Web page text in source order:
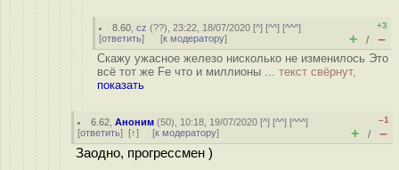
8.60 ,cz (??), 23:22, 18/07/2020 [^] [^^] [^^^]
[ответить] [к модератору]
+3
+ / –
Скажу ужасное железо нисколько не изменилось Это
всё тот же Fe что и миллионы ... текст свёрнут,
показать
6.62 ,Аноним (50), 10:18, 19/07/2020 [^] [^^] [^^^]
[ответить] [↑] [к модератору]
–1
+ / –
Заодно, прогрессмен )